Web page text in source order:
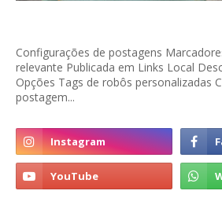
Configurações de postagens
relevante Publicada em Links Local
Opções Tags de robôs personalizadas
postagem...